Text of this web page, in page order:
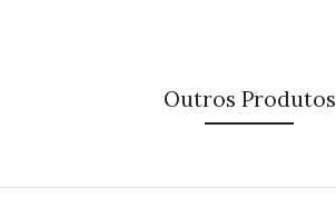
Outros Produtos